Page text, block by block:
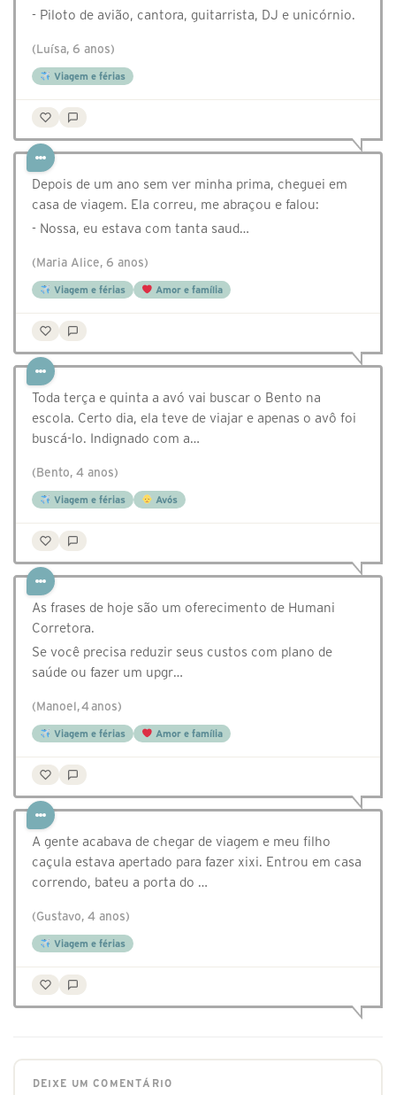
- Piloto de avião, cantora, guitarrista, DJ e unicórnio.
(Luísa, 6 anos)
Viagem e férias
Depois de um ano sem ver minha prima, cheguei em
casa de viagem. Ela correu, me abraçou e falou:
- Nossa, eu estava com tanta saud…
(Maria Alice, 6 anos)
Viagem e férias Amor e família
Toda terça e quinta a avó vai buscar o Bento na
escola. Certo dia, ela teve de viajar e apenas o avô foi
buscá-lo. Indignado com a…
(Bento, 4 anos)
Viagem e férias Avós
As frases de hoje são um oferecimento de Humani
Corretora.
Se você precisa reduzir seus custos com plano de
saúde ou fazer um upgr…
(Manoel, 4 anos)
Viagem e férias Amor e família
A gente acabava de chegar de viagem e meu filho
caçula estava apertado para fazer xixi. Entrou em casa
correndo, bateu a porta do …
(Gustavo, 4 anos)
Viagem e férias
DEIXE UM COMENTÁRIO